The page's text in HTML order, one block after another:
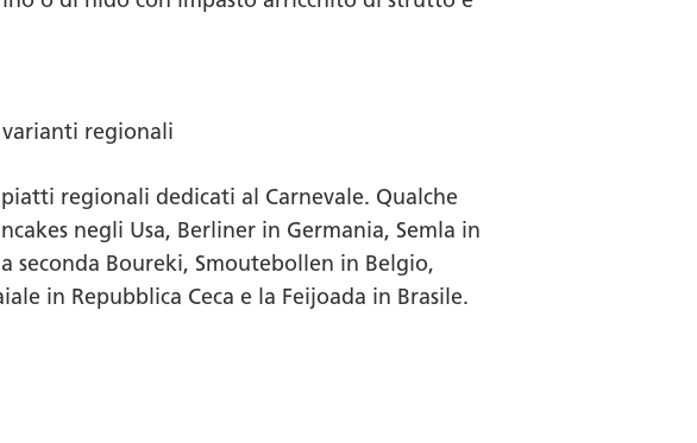
varianti regionali
regionali dedicati al Carnevale. Qualche
negli Usa, Berliner in Germania, Semla in
seconda Boureki, Smoutebollen in Belgio,
in Repubblica Ceca e la Feijoada in Brasile.